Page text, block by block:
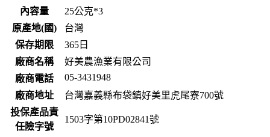
內容量
25公克*3
原產地(國)
台灣
保存期限
365 日
廠商名稱
好美農漁業有限公司
廠商電話
05-3431948
廠商地址
台灣嘉義縣布袋鎮好美里虎尾寮700號
投保產品責
任險字號
1503字第10PD02841號